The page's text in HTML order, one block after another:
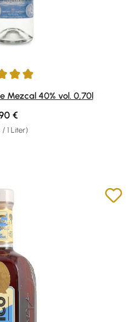
5 von 5 Sternen
Mezcal 40% vol. 0,70l
/ 1 Liter)
Preis:
€